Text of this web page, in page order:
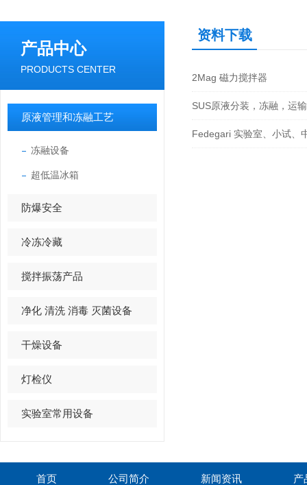
产品中心
PRODUCTS CENTER
原液管理和冻融工艺
冻融设备
超低温冰箱
防爆安全
冷冻冷藏
搅拌振荡产品
净化 清洗 消毒 灭菌设备
干燥设备
灯检仪
实验室常用设备
资料下载
2Mag 磁力搅拌器
SUS原液分装，冻融，运
Fedegari 实验室、小试、
首页 公司简介 新闻资讯 产